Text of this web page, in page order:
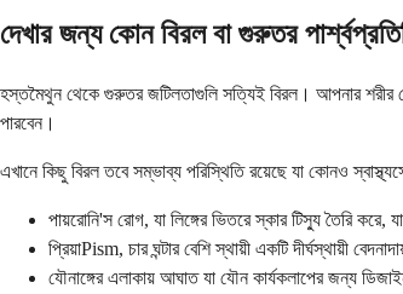
দেখার জন্য কোন বিরল বা গুরুতর
হস্তমৈথুন থেকে গুরুতর জটিলতাগুলি সত্যিই বিরল। আপনার শরীর
পারবেন।
এখানে কিছু বিরল তবে সম্ভাব্য পরিস্থিতি রয়েছে যা কোনও
পায়রোনি'স রোগ, যা লিঙ্গের ভিতরে স্কার টিস্যু তৈরি করে,
প্রিয়াPism, চার ঘন্টার বেশি স্থায়ী একটি দীর্ঘস্থায়ী
যৌনাঙ্গের এলাকায় আঘাত যা যৌন কার্যকলাপের জন্য